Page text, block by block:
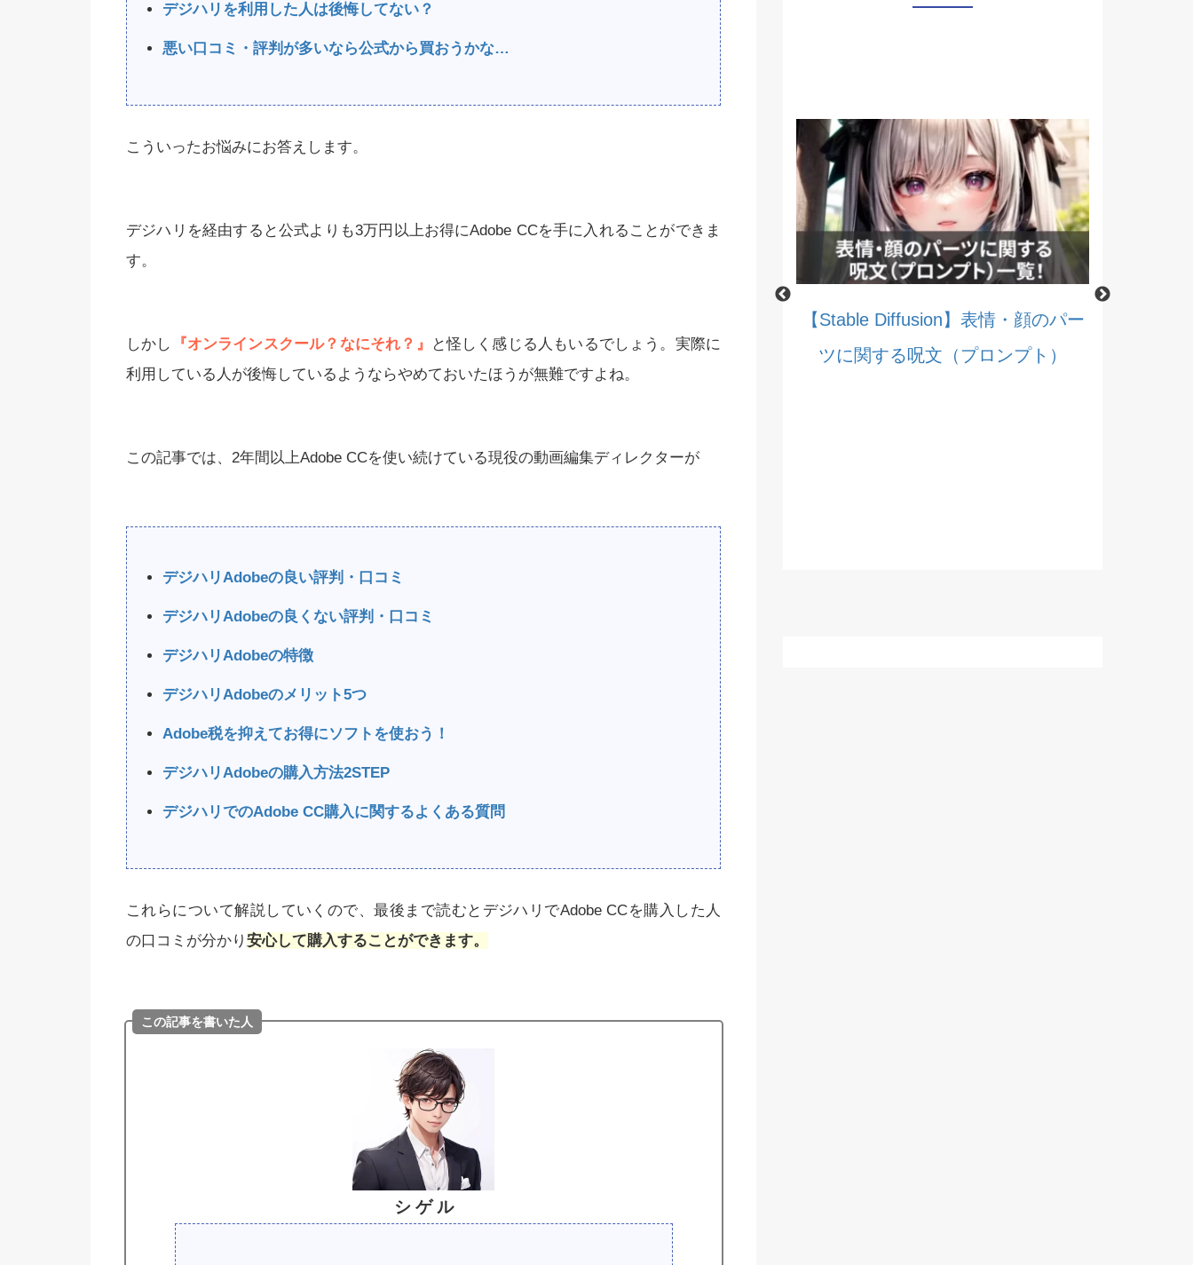
デジハリを利用した人は後悔してない？
悪い口コミ・評判が多いなら公式から買おうかな…
こういったお悩みにお答えします。
デジハリを経由すると公式よりも3万円以上お得にAdobe CCを手に入れることができま
す。
しかし 『オンラインスクール？なにそれ？』
と怪しく感じる人もいるでしょう。実際に
利用している人が後悔しているようならやめておいたほうが無難ですよね。
この記事では、2年間以上Adobe CCを使い続けている現役の動画編集ディレクターが
デジハリAdobeの良い評判・口コミ
デジハリAdobeの良くない評判・口コミ
デジハリAdobeの特徴
デジハリAdobeのメリット5つ
Adobe税を抑えてお得にソフトを使おう！
デジハリAdobeの購入方法2STEP
デジハリでのAdobe CC購入に関するよくある質問
これらについて解説していくので、最後まで読むとデジハリでAdobe CCを購入した人
の口コミが分かり 安心して購入することができます。
この記事を書いた人
シ ゲ ル
ンプト）集一覧！
使い方・利用方法を徹底解説！【無
ツに関する呪文（プロンプト）
【Stable Diffusion】髪型・髪色に関
する呪文（プロンプト）